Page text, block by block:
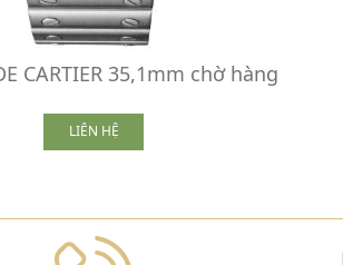
CARTIER 35,1mm chờ hàng
LIÊN HỆ